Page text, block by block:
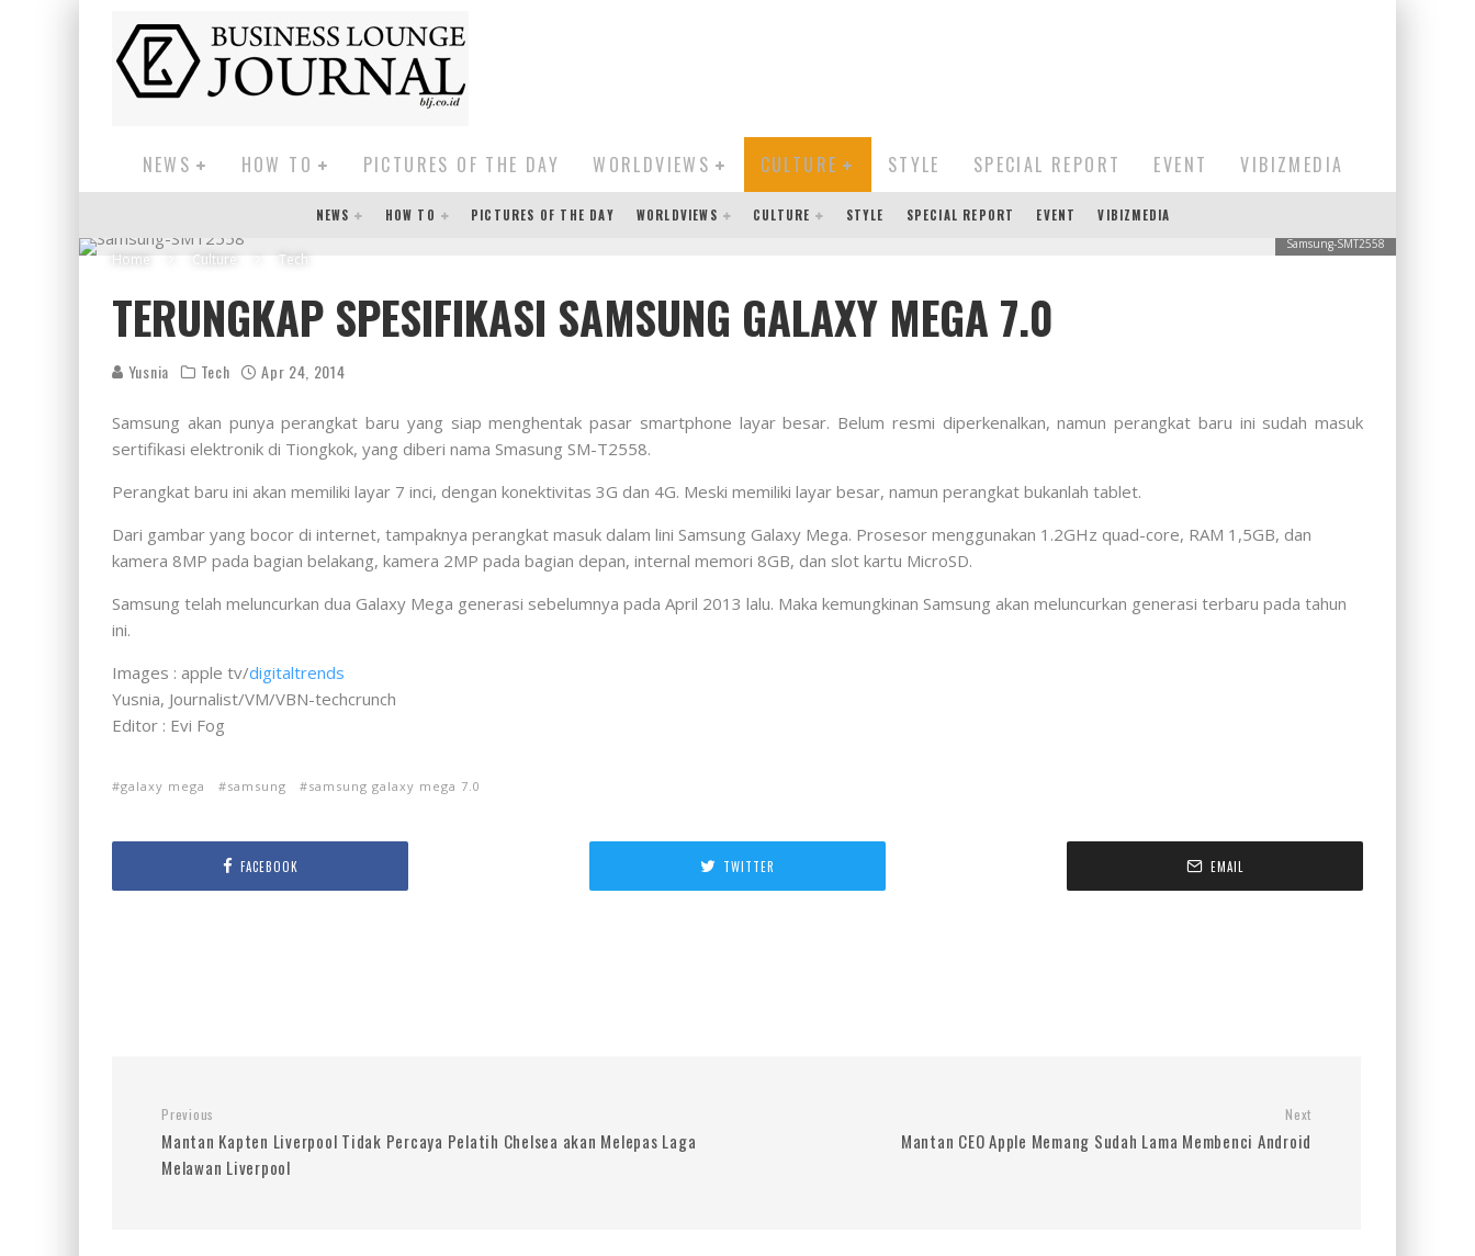
NEWS HOW TO PICTURES OF THE DAY WORLDVIEWS CULTURE STYLE SPECIAL REPORT EVENT VIBIZMEDIA
NEWS HOW TO PICTURES OF THE DAY WORLDVIEWS CULTURE STYLE SPECIAL REPORT EVENT VIBIZMEDIA
Home Culture Tech
Samsung-SMT2558
TERUNGKAP SPESIFIKASI SAMSUNG GALAXY MEGA 7.0
Yusnia Tech Apr 24, 2014
Samsung akan punya perangkat baru yang siap menghentak pasar smartphone layar besar. Belum resmi diperkenalkan, namun perangkat baru ini sudah masuk
sertifikasi elektronik di Tiongkok, yang diberi nama Smasung SM-T2558.
Perangkat baru ini akan memiliki layar 7 inci, dengan konektivitas 3G dan 4G. Meski memiliki layar besar, namun perangkat bukanlah tablet.
Dari gambar yang bocor di internet, tampaknya perangkat masuk dalam lini Samsung Galaxy Mega. Prosesor menggunakan 1.2GHz quad-core, RAM 1,5GB, dan
kamera 8MP pada bagian belakang, kamera 2MP pada bagian depan, internal memori 8GB, dan slot kartu MicroSD.
Samsung telah meluncurkan dua Galaxy Mega generasi sebelumnya pada April 2013 lalu. Maka kemungkinan Samsung akan meluncurkan generasi terbaru pada tahun
ini.
Images : apple tv/digitaltrends
Yusnia, Journalist/VM/VBN-techcrunch
Editor : Evi Fog
galaxy mega samsung samsung galaxy mega 7.0
FACEBOOK TWITTER EMAIL
Previous
Mantan Kapten Liverpool Tidak Percaya Pelatih Chelsea akan Melepas Laga
Melawan Liverpool
Next
Mantan CEO Apple Memang Sudah Lama Membenci Android